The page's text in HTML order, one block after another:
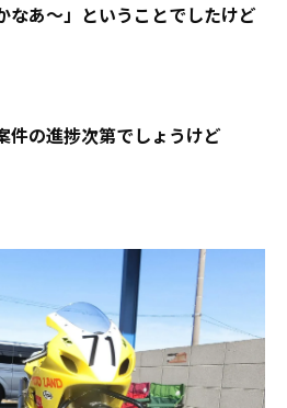
なあ～」ということでしたけど
件の進捗次第でしょうけど